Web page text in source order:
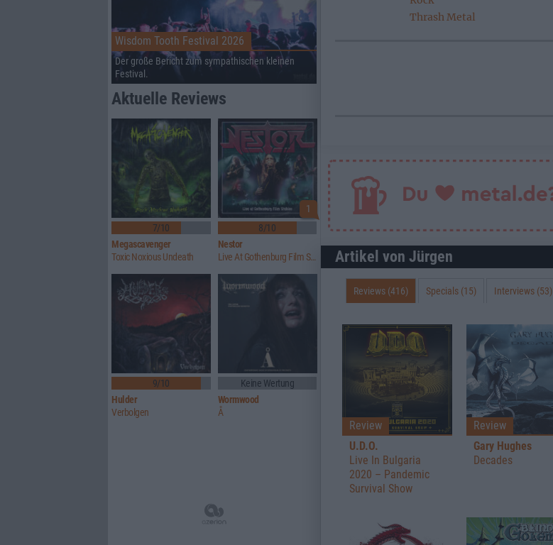
Thrash Metal
Artikel von Jürgen
Reviews (416) Specials (15) Interviews (53)
Review
U.D.O.
Live In Bulgaria
2020 – Pandemic
Survival Show
Review
Gary Hughes
Decades
Wisdom Tooth Festival 2026
Der große Bericht zum sympathischen kleinen
Festival.
Aktuelle Reviews
7/10
Megascavenger
Toxic Noxious Undeath
1
8/10
Nestor
Live At Gothenburg Film Studios
9/10
Hulder
Verbolgen
Keine Wertung
Wormwood
Å